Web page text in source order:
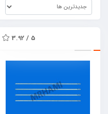
5 / 3.92